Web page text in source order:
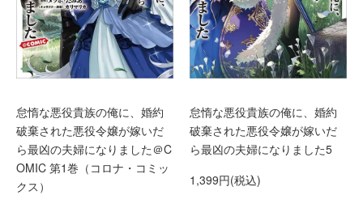
怠惰な悪役貴族の俺に、婚約
破棄された悪役令嬢が嫁いだ
ら最凶の夫婦になりました＠C
OMIC 第1巻（コロナ・コミッ
クス）
怠惰な悪役貴族の俺に、婚約
破棄された悪役令嬢が嫁いだ
ら最凶の夫婦になりました5
1,399円(税込)